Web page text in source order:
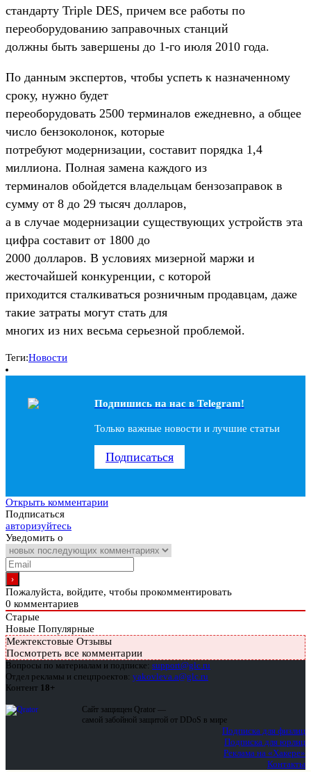
стандарту Triple DES, причем все работы по
переоборудованию заправочных станций
должны быть завершены до 1-го июля 2010 года.
По данным экспертов, чтобы успеть к назначенному
сроку, нужно будет
переоборудовать 2500 терминалов ежедневно, а общее
число бензоколонок, которые
потребуют модернизации, составит порядка 1,4
миллиона. Полная замена каждого из
терминалов обойдется владельцам бензозаправок в
сумму от 8 до 29 тысяч долларов,
а в случае модернизации существующих устройств эта
цифра составит от 1800 до
2000 долларов. В условиях мизерной маржи и
жесточайшей конкуренции, с которой
приходится сталкиваться розничным продавцам, даже
такие затраты могут стать для
многих из них весьма серьезной проблемой.
Теги:Новости
Подпишись на наc в Telegram!
Только важные новости и лучшие статьи
Подписаться
Открыть комментарии
Подписаться
авторизуйтесь
Уведомить о
Пожалуйста, войдите, чтобы прокомментировать
0 комментариев
Старые
Новые Популярные
Межтекстовые Отзывы
Посмотреть все комментарии
Вопросы по материалам и подписке: support@glc.ru
Отдел рекламы и спецпроектов: yakovleva.a@glc.ru
Контент 18+
Сайт защищен Qrator —
самой забойной защитой от DDoS в мире
Подписка для физлиц
Подписка для юрлиц
Реклама на «Хакере»
Контакты